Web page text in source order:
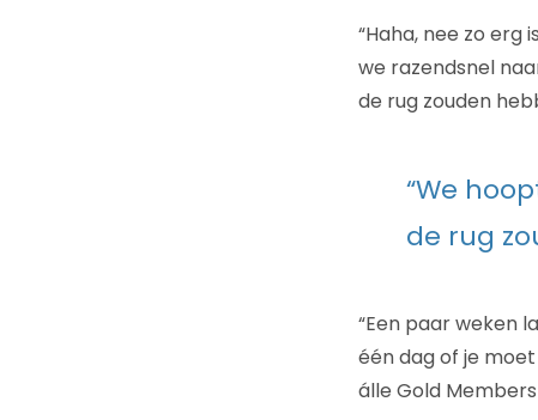
“Haha, nee zo
we razendsnel
de rug zouden
“We
de rug
“Een paar weken
één dag of je
álle Gold